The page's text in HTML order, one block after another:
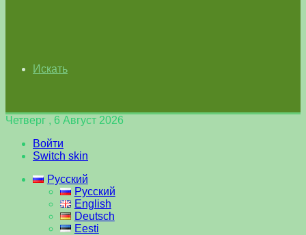
Искать
Четверг , 6 Август 2026
Войти
Switch skin
Русский
Русский
English
Deutsch
Eesti